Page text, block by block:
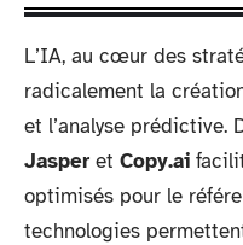
L’IA, au cœur des
radicalement la
et l’analyse prédictive.
Jasper et Copy.ai
optimisés pour le
technologies